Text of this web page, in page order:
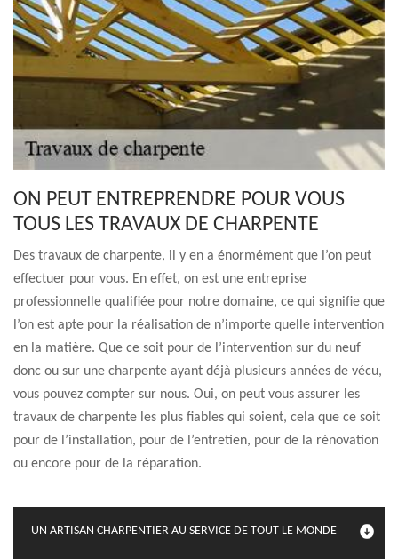
ON PEUT ENTREPRENDRE POUR VOUS
TOUS LES TRAVAUX DE CHARPENTE
Des travaux de charpente, il y en a énormément que l’on peut
effectuer pour vous. En effet, on est une entreprise
professionnelle qualifiée pour notre domaine, ce qui signifie que
l’on est apte pour la réalisation de n’importe quelle intervention
en la matière. Que ce soit pour de l’intervention sur du neuf
donc ou sur une charpente ayant déjà plusieurs années de vécu,
vous pouvez compter sur nous. Oui, on peut vous assurer les
travaux de charpente les plus fiables qui soient, cela que ce soit
pour de l’installation, pour de l’entretien, pour de la rénovation
ou encore pour de la réparation.
UN ARTISAN CHARPENTIER AU SERVICE DE TOUT LE MONDE